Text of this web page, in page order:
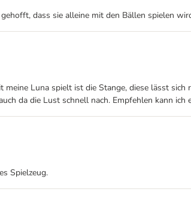
dass sie alleine mit den Bällen spielen
Luna spielt ist die Stange, diese lässt
da die Lust schnell nach. Empfehlen kann ich
Spielzeug.